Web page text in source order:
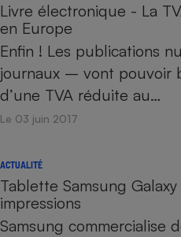
Livre électronique - La
en Europe
Enfin ! Les publications
journaux – vont pouvoir
d’une TVA réduite au…
Le 03 juin 2017
ACTUALITÉ
Tablette Samsung
impressions
Samsung commercialise